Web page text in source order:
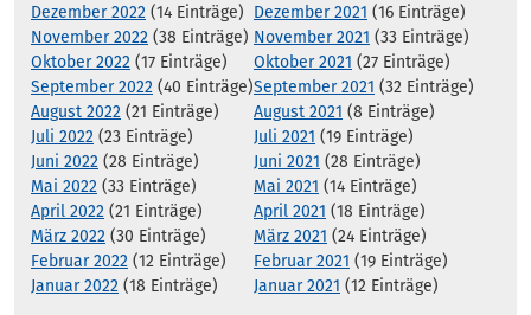
Dezember 2022 (14 Einträge)
November 2022 (38 Einträge)
Oktober 2022 (17 Einträge)
September 2022 (40 Einträge)
August 2022 (21 Einträge)
Juli 2022 (23 Einträge)
Juni 2022 (28 Einträge)
Mai 2022 (33 Einträge)
April 2022 (21 Einträge)
März 2022 (30 Einträge)
Februar 2022 (12 Einträge)
Januar 2022 (18 Einträge)
Dezember 2021 (16 Einträge)
November 2021 (33 Einträge)
Oktober 2021 (27 Einträge)
September 2021 (32 Einträge)
August 2021 (8 Einträge)
Juli 2021 (19 Einträge)
Juni 2021 (28 Einträge)
Mai 2021 (14 Einträge)
April 2021 (18 Einträge)
März 2021 (24 Einträge)
Februar 2021 (19 Einträge)
Januar 2021 (12 Einträge)